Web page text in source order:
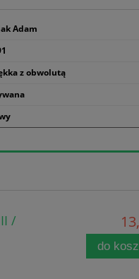
Adam
z obwolutą
/
do